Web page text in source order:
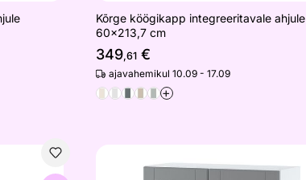
Kõrge köögikapp integreeritavale ahjule
60x213,7 cm
349,61€
ajavahemikul 10.09 - 17.09
+
Ülemine köögikapp 80x72 cm